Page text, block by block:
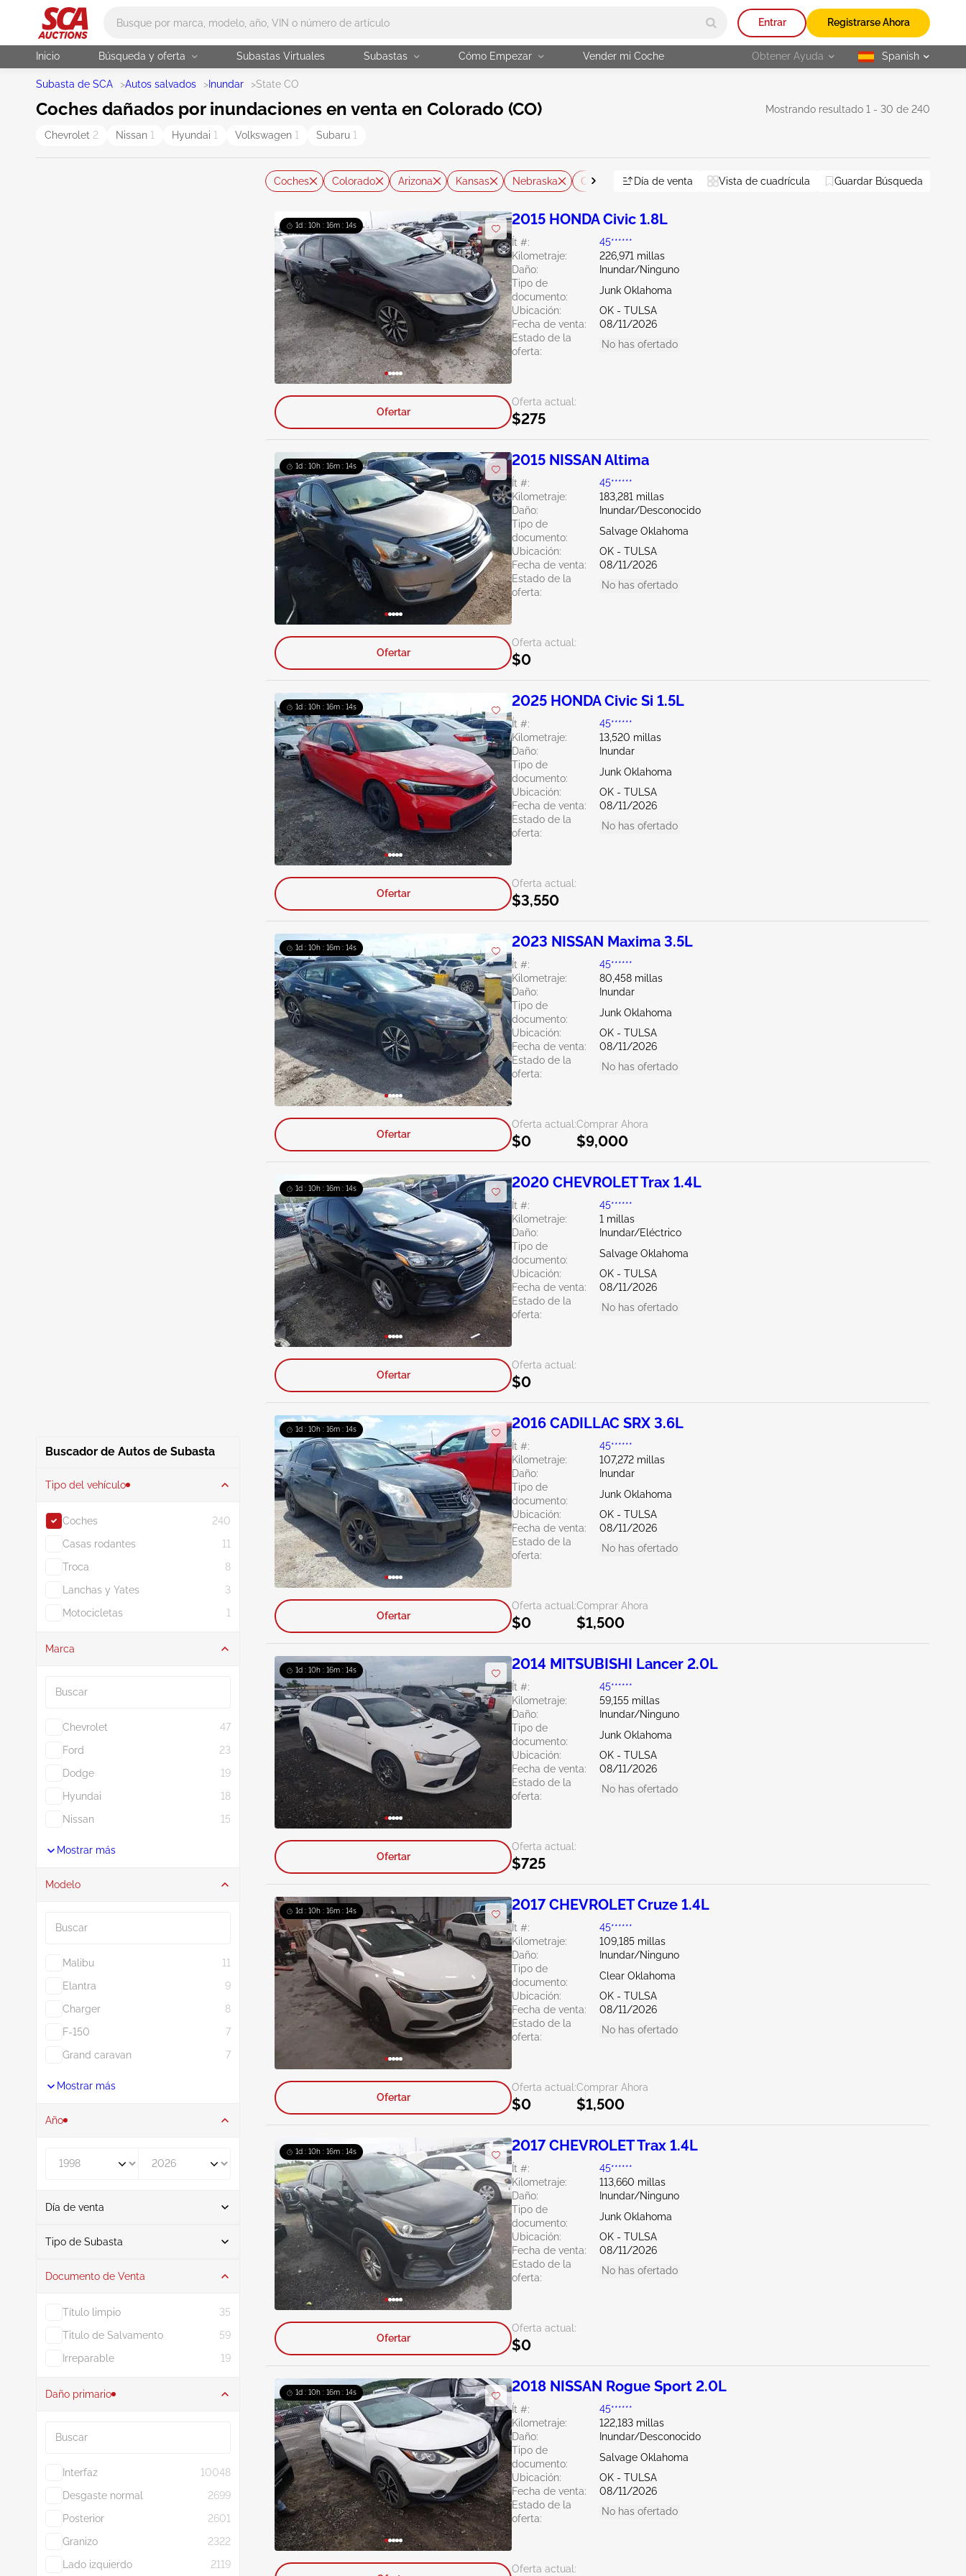
Entrar Registrarse Ahora
Inicio Búsqueda y oferta Subastas Virtuales Subastas Cómo Empezar Vender mi Coche Obtener Ayuda selected
Spanish
Subasta de SCA >Autos salvados > Inundar >State CO
Coches dañados por inundaciones en venta en Colorado (CO) Mostrando resultado 1 - 30 de 240
Chevrolet 2 Nissan 1 Hyundai 1 Volkswagen 1 Subaru 1
Buscador de Autos de Subasta
Tipo del vehículo
Coches
240
Casas rodantes
11
Troca
8
Lanchas y Yates
3
Motocicletas
1
Marca
Chevrolet
47
Ford
23
Dodge
19
Hyundai
18
Nissan
15
Mostrar más
Modelo
Malibu
11
Elantra
9
Charger
8
F-150
7
Grand caravan
7
Mostrar más
Año
Día de venta
De
Tipo de Subasta
Subasta
230
Documento de Venta
Título limpio
35
Titulo de Salvamento
59
Irreparable
19
Daño primario
Interfaz
10048
Desgaste normal
2699
Posterior
2601
Granizo
2322
Lado izquierdo
2119
Coches Colorado Arizona Kansas Nebraska Oklahoma Inundar Restablecer todo
Día de venta Vista de cuadrícula Guardar Búsqueda
1d : 10h : 16m : 13s 2015 HONDA Civic 1.8L
Ít #:
45******
Kilometraje:
226,971 millas
Daño:
Inundar/Ninguno
Tipo de
documento:
Junk Oklahoma
Ubicación:
OK - TULSA
Fecha de venta:
08/11/2026
Estado de la
oferta:
No has ofertado
Oferta actual:
$275
Ofertar
1d : 10h : 16m : 13s 2015 NISSAN Altima
Ít #:
45******
Kilometraje:
183,281 millas
Daño:
Inundar/Desconocido
Tipo de
documento:
Salvage Oklahoma
Ubicación:
OK - TULSA
Fecha de venta:
08/11/2026
Estado de la
oferta:
No has ofertado
Oferta actual:
$0
Ofertar
1d : 10h : 16m : 13s 2025 HONDA Civic Si 1.5L
Ít #:
45******
Kilometraje:
13,520 millas
Daño:
Inundar
Tipo de
documento:
Junk Oklahoma
Ubicación:
OK - TULSA
Fecha de venta:
08/11/2026
Estado de la
oferta:
No has ofertado
Oferta actual:
$3,550
Ofertar
1d : 10h : 16m : 13s 2023 NISSAN Maxima 3.5L
Ít #:
45******
Kilometraje:
80,458 millas
Daño:
Inundar
Tipo de
documento:
Junk Oklahoma
Ubicación:
OK - TULSA
Fecha de venta:
08/11/2026
Estado de la
oferta:
No has ofertado
Oferta actual:
$0
Comprar Ahora
$9,000
Ofertar
1d : 10h : 16m : 13s 2020 CHEVROLET Trax 1.4L
Ít #:
45******
Kilometraje:
1 millas
Daño:
Inundar/Eléctrico
Tipo de
documento:
Salvage Oklahoma
Ubicación:
OK - TULSA
Fecha de venta:
08/11/2026
Estado de la
oferta:
No has ofertado
Oferta actual:
$0
Ofertar
1d : 10h : 16m : 13s 2016 CADILLAC SRX 3.6L
Ít #:
45******
Kilometraje:
107,272 millas
Daño:
Inundar
Tipo de
documento:
Junk Oklahoma
Ubicación:
OK - TULSA
Fecha de venta:
08/11/2026
Estado de la
oferta:
No has ofertado
Oferta actual:
$0
Comprar Ahora
$1,500
Ofertar
1d : 10h : 16m : 13s 2014 MITSUBISHI Lancer 2.0L
Ít #:
45******
Kilometraje:
59,155 millas
Daño:
Inundar/Ninguno
Tipo de
documento:
Junk Oklahoma
Ubicación:
OK - TULSA
Fecha de venta:
08/11/2026
Estado de la
oferta:
No has ofertado
Oferta actual:
$725
Ofertar
1d : 10h : 16m : 13s 2017 CHEVROLET Cruze 1.4L
Ít #:
45******
Kilometraje:
109,185 millas
Daño:
Inundar/Ninguno
Tipo de
documento:
Clear Oklahoma
Ubicación:
OK - TULSA
Fecha de venta:
08/11/2026
Estado de la
oferta:
No has ofertado
Oferta actual:
$0
Comprar Ahora
$1,500
Ofertar
1d : 10h : 16m : 13s 2017 CHEVROLET Trax 1.4L
Ít #:
45******
Kilometraje:
113,660 millas
Daño:
Inundar/Ninguno
Tipo de
documento:
Junk Oklahoma
Ubicación:
OK - TULSA
Fecha de venta:
08/11/2026
Estado de la
oferta:
No has ofertado
Oferta actual:
$0
Ofertar
1d : 10h : 16m : 13s 2018 NISSAN Rogue Sport 2.0L
Ít #:
45******
Kilometraje:
122,183 millas
Daño:
Inundar/Desconocido
Tipo de
documento:
Salvage Oklahoma
Ubicación:
OK - TULSA
Fecha de venta:
08/11/2026
Estado de la
oferta:
No has ofertado
Oferta actual: